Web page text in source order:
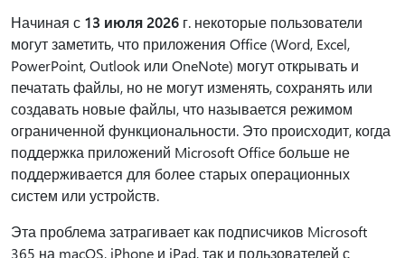
Начиная с 13 июля 2026 г. некоторые пользователи
могут заметить, что приложения Office (Word, Excel,
PowerPoint, Outlook или OneNote) могут открывать и
печатать файлы, но не могут изменять, сохранять или
создавать новые файлы, что называется режимом
ограниченной функциональности. Это происходит, когда
поддержка приложений Microsoft Office больше не
поддерживается для более старых операционных
систем или устройств.
Эта проблема затрагивает как подписчиков Microsoft
365 на macOS, iPhone и iPad, так и пользователей с